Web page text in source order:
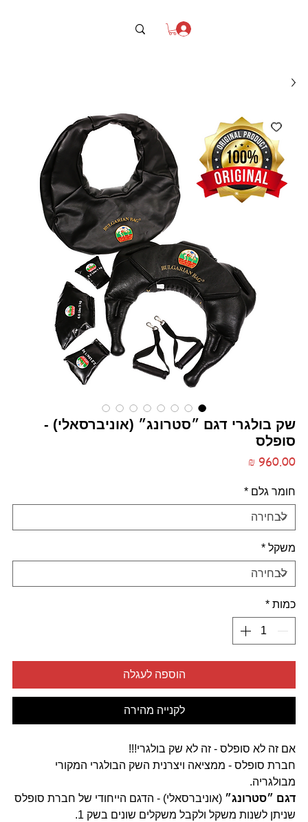
שק בולגרי דגם ״סטרונג״ (אוניברסאלי) -
סופלס
‏960.00 ‏₪
חומר גלם *
משקל *
כמות *
הוספה לעגלה
לקנייה מהירה
אם זה לא סופלס - זה לא שק בולגרי!!!
חברת סופלס - ממציאה ויצרנית השק הבולגרי המקורי
מבולגריה.
דגם ״סטרונג״ (אוניברסאלי) - הדגם הייחודי של חברת סופלס
שניתן לשנות משקל ולקבל משקלים שונים בשק 1.